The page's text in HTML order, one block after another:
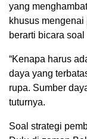
yang
khusus
berarti bicara soal
“Kenapa harus
daya yang
rupa. Sumber
tuturnya.
Soal strategi